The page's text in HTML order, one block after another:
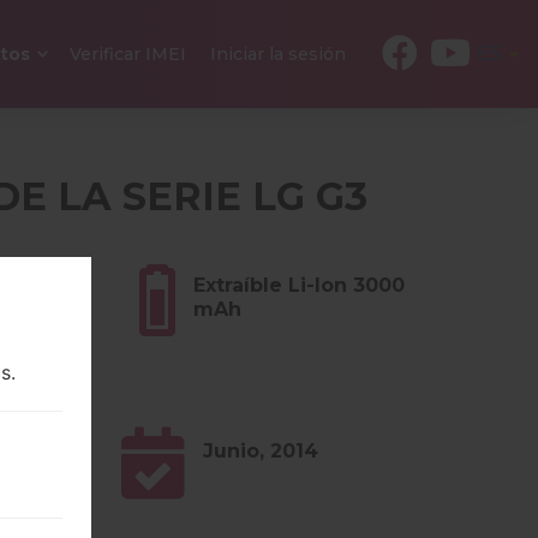
Verificar IMEI Iniciar la sesión
LA SERIE LG G3
Extraíble Li-Ion 3000
mAh
Junio, 2014